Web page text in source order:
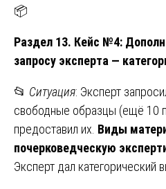
📦
Раздел 13. Кейс №4:
запросу эксперта —
📂 Ситуация: Эксперт
свободные образцы (ещё 10
предоставил их. Виды
почерковедческую
Эксперт дал